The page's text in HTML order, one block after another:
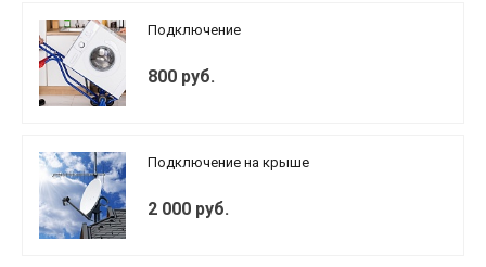
Подключение
800 руб.
Подключение на крыше
2 000 руб.